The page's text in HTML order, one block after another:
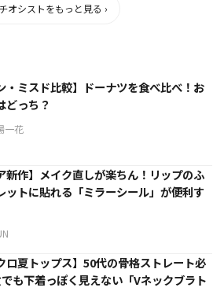
オシストをもっと見る ›
・ミスド比較】ドーナツを食べ比べ！お
どっち？
一花
新作】メイク直しが楽ちん！リップのふ
ットに貼れる「ミラーシール」が便利す
ロ夏トップス】50代の骨格ストレート必
も下着っぽく見えない「Vネックブラト